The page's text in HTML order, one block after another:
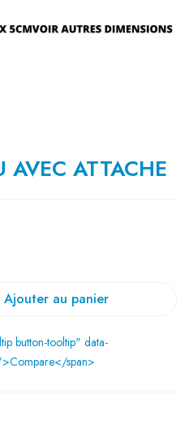
AVEC ATTACHE
Ajouter au panier
button-tooltip" data-
span>